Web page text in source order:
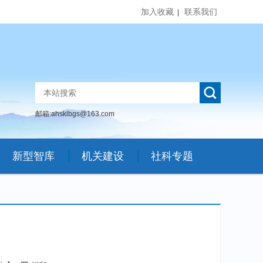
加入收藏 联系我们
邮箱:ahsklbgs@163.com
新型智库 机关建设 社科专题